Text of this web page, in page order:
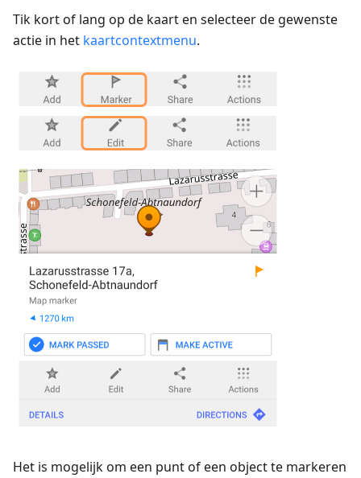
Tik kort of lang op de kaart en selecteer de gewenste
actie in het kaartcontextmenu.
Het is mogelijk om een punt of een object te markeren